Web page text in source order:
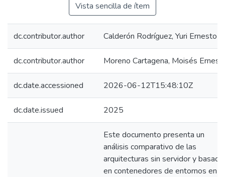
Vista sencilla de ítem
dc.contributor.author Calderón Rodríguez, Yuri Ernesto
dc.contributor.author Moreno Cartagena, Moisés
dc.date.accessioned 2026-06-12T15:48:10Z
dc.date.issued 2025
Este documento presenta un
análisis comparativo de las
arquitecturas sin servidor y
en contenedores de entornos en la